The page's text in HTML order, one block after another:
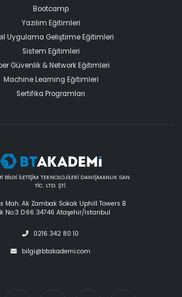
Bootcamp
Yazılım Eğitimleri
Uygulama Geliştirme Eğitimleri
Sistem Eğitimleri
Güvenlik & Network Eğitimleri
Machine Learning Eğitimleri
Sertifika Programları
BİLGİ İLETİŞİM TEKNOLOJİLERİ DANIŞMANLIK SAN.
TİC. LTD. ŞTİ.
Mah. Ak Zambak Sokak Uphill Towers B
No:3 D:66 34746 Ataşehir/İstanbul
0216 342 80 10
bilgi@btakademi.com